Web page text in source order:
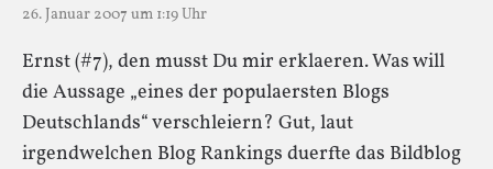
26. Januar 2007 um 1:19 Uhr
Ernst (#7), den musst Du mir erklaeren. Was will
die Aussage „eines der populaersten Blogs
Deutschlands“ verschleiern? Gut, laut
irgendwelchen Blog Rankings duerfte das Bildblog